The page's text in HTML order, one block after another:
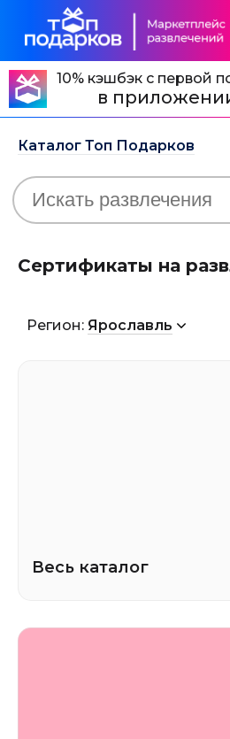
10% кэшбэк с первой
в
Каталог Топ Подарков
Сертификаты на
Регион: Ярославль
Весь каталог